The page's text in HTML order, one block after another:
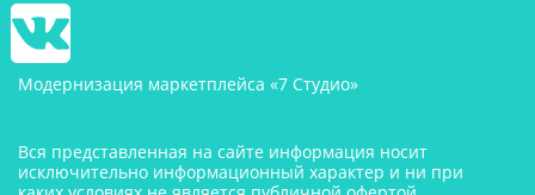
Модернизация маркетплейса «7 Студио»
Вся представленная на сайте информация носит
исключительно информационный характер и ни при